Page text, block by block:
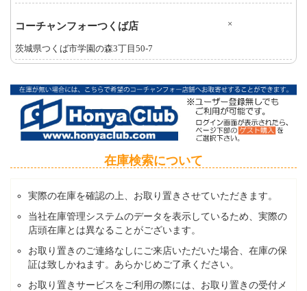
コーチャンフォーつくば店 ×
茨城県つくば市学園の森3丁目50-7
在庫検索について
実際の在庫を確認の上、お取り置きさせていただきます。
当社在庫管理システムのデータを表示しているため、実際の
店頭在庫とは異なることがございます。
お取り置きのご連絡なしにご来店いただいた場合、在庫の保
証は致しかねます。あらかじめご了承ください。
お取り置きサービスをご利用の際には、お取り置きの受付メ